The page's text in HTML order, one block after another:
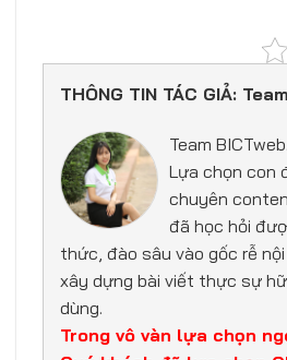
THÔNG TIN TÁC GIẢ:
Team
Lựa chọn con
chuyên
đã học hỏi
thức, đào sâu vào gốc rễ
xây dựng bài viết thực sự
dùng.
Trong vô vàn lựa chọn